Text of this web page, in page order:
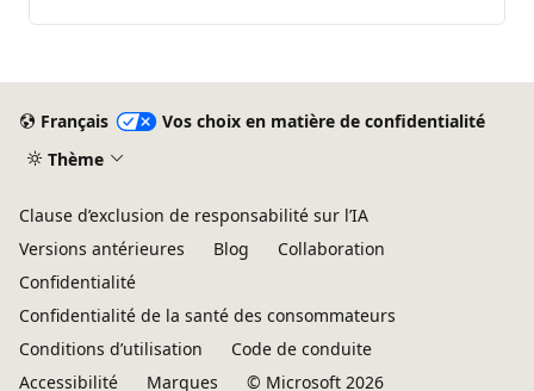
Français
Vos choix en matière de confidentialité
Thème
Clause d’exclusion de responsabilité sur l’IA
Versions antérieures
Blog
Collaboration
Confidentialité
Confidentialité de la santé des consommateurs
Conditions d’utilisation
Code de conduite
Accessibilité
Marques © Microsoft 2026